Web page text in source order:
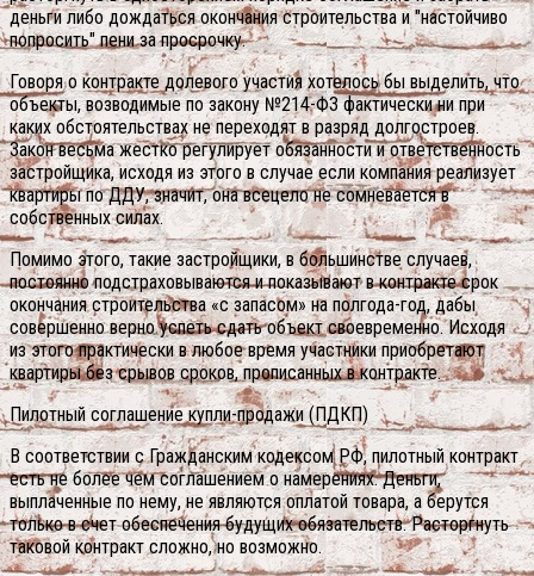
деньги либо дождаться окончания строительства и "настойчиво
попросить" пени за просрочку.
Говоря о контракте долевого участия хотелось бы выделить, что
объекты, возводимые по закону №214-ФЗ фактически ни при
каких обстоятельствах не переходят в разряд долгостроев.
Закон весьма жестко регулирует обязанности и ответственность
застройщика, исходя из этого в случае если компания реализует
квартиры по ДДУ, значит, она всецело не сомневается в
собственных силах.
Помимо этого, такие застройщики, в большинстве случаев,
постоянно подстраховываются и показывают в контракте срок
окончания строительства «с запасом» на полгода-год, дабы
совершенно верно успеть сдать объект своевременно. Исходя
из этого практически в любое время участники приобретают
квартиры без срывов сроков, прописанных в контракте.
Пилотный соглашение купли-продажи (ПДКП)
В соответствии с Гражданским кодексом РФ, пилотный контракт
есть не более чем соглашением о намерениях. Деньги,
выплаченные по нему, не являются оплатой товара, а берутся
только в счет обеспечения будущих обязательств. Расторгнуть
таковой контракт сложно, но возможно.